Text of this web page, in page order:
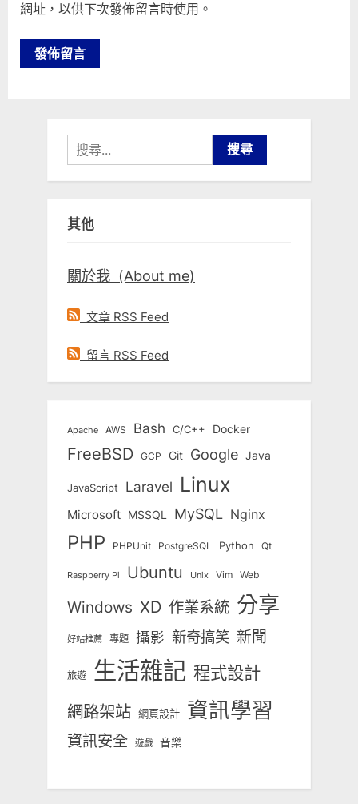
網址，以供下次發佈留言時使用。
搜
尋
關
字:
其他
關於我 (About me)
文章 RSS Feed
留言 RSS Feed
Apache AWS Bash C/C++ Docker
FreeBSD GCP Git Google Java
JavaScript Laravel Linux
Microsoft MSSQL MySQL Nginx
PHP PHPUnit PostgreSQL Python Qt
Raspberry Pi Ubuntu Unix Vim Web
Windows XD 作業系統 分享
好站推薦 專題 攝影 新奇搞笑 新聞
旅遊 生活雜記 程式設計
網路架站 網頁設計 資訊學習
資訊安全 遊戲 音樂